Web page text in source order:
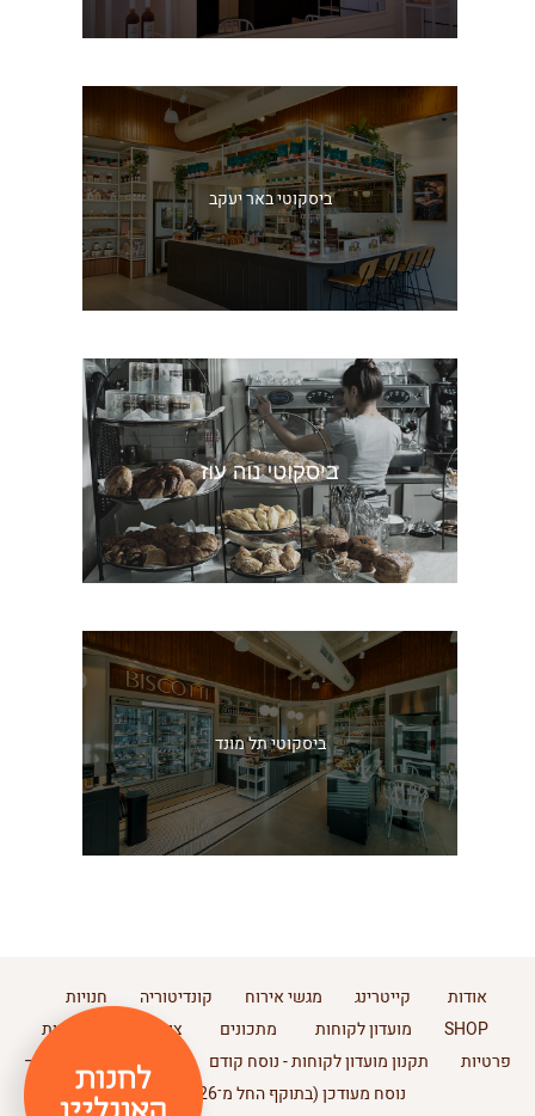
ביסקוטי באר יעקב
ביסקוטי תל מונד
אודות קייטרינג מגשי אירוח קונדיטוריה
חנויות
SHOP
מועדון לקוחות מתכונים צור קשר
מדיניות
פרטיות
תקנון מועדון לקוחות - נוסח קודם
תקנון מועדון לקוחות –
נוסח מעודכן (בתוקף החל מ־11.2.2026)